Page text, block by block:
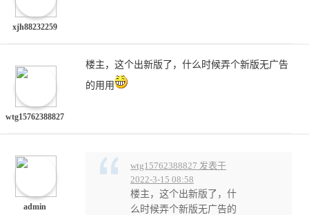
xjh88232259
wtg15762388827
楼主，这个出新版了，什么时候弄个新版无广告
的用用
admin
wtg15762388827 发表于
2022-3-15 08:58
楼主，这个出新版了，什
么时候弄个新版无广告的